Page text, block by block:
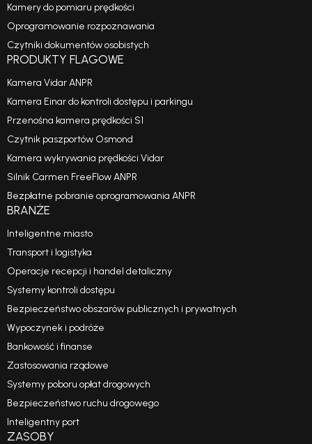
Kamery do pomiaru prędkości
Oprogramowanie rozpoznawania
Czytniki dokumentów osobistych
PRODUKTY FLAGOWE
Kamera Vidar ANPR
Kamera Einar do kontroli dostępu i parkingu
Przenośna kamera prędkości S1
Czytnik paszportów Osmond
Kamera wykrywania prędkości Vidar
Silnik Carmen FreeFlow ANPR
Bezpłatne pobranie oprogramowania ANPR
BRANŻE
Inteligentne miasto
Transport i logistyka
Operacje recepcji i handel detaliczny
Systemy kontroli dostępu
Bezpieczeństwo obszarów publicznych i prywatnych
Wypoczynek i podróże
Bankowość i finanse
Zastosowania rządowe
Systemy poboru opłat drogowych
Bezpieczeństwo ruchu drogowego
Inteligentny port
ZASOBY